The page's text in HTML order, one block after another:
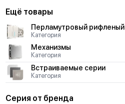
Ещё товары
Перламутровый рифленый
Категория
Механизмы
Категория
Встраиваемые серии
Категория
Серия от бренда